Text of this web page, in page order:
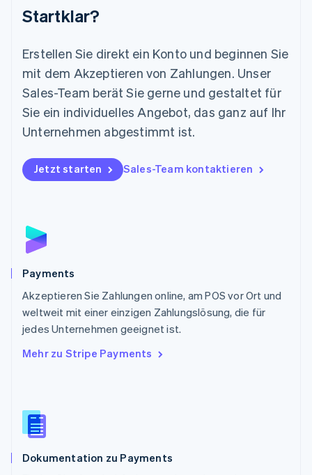
Startklar?
Erstellen Sie direkt ein Konto und beginnen Sie
mit dem Akzeptieren von Zahlungen. Unser
Sales-Team berät Sie gerne und gestaltet für
Sie ein individuelles Angebot, das ganz auf Ihr
Unternehmen abgestimmt ist.
Jetzt starten Sales-Team kontaktieren
Payments
Akzeptieren Sie Zahlungen online, am POS vor Ort und
weltweit mit einer einzigen Zahlungslösung, die für
jedes Unternehmen geeignet ist.
Mehr zu Stripe Payments
Dokumentation zu Payments
Mexiko
English
Niederlande
Nederlands English
Norwegen
English
Österreich
Polen
English
Portugal
Schweden
Schweiz
Singapur
English简体中文
Slowakei
Slowenien
English
Spanien
Thailand